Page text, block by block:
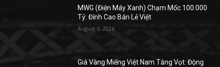
MWG (Điện Máy Xanh) Chạm Mốc 100.000
Tỷ: Đỉnh Cao Bán Lẻ Việt
August 6, 2026
Giá Vàng Miếng Việt Nam Tăng Vọt: Động